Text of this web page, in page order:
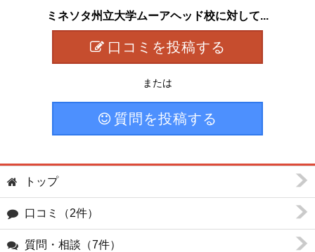
ミネソタ州立大学ムーアヘッド校に対して...
口コミを投稿する
または
質問を投稿する
トップ
口コミ（2件）
質問・相談（7件）